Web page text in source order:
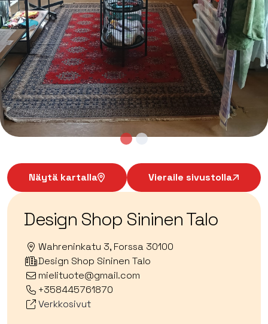
Näytä kartalla Vieraile sivustolla
Design Shop Sininen Talo
Wahreninkatu 3, Forssa 30100
Design Shop Sininen Talo
mielituote@gmail.com
+358445761870
Verkkosivut